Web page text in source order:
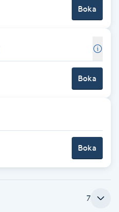
Boka
Boka
Boka
7